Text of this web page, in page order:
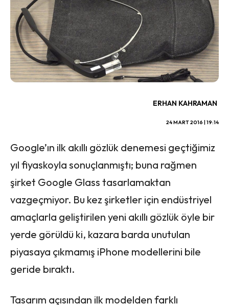
ERHAN KAHRAMAN
24 MART 2016 | 19:14
Google’ın ilk akıllı gözlük denemesi geçtiğimiz
yıl fiyaskoyla sonuçlanmıştı; buna rağmen
şirket Google Glass tasarlamaktan
vazgeçmiyor. Bu kez şirketler için endüstriyel
amaçlarla geliştirilen yeni akıllı gözlük öyle bir
yerde görüldü ki, kazara barda unutulan
piyasaya çıkmamış iPhone modellerini bile
geride bıraktı.
Tasarım açısından ilk modelden farklı